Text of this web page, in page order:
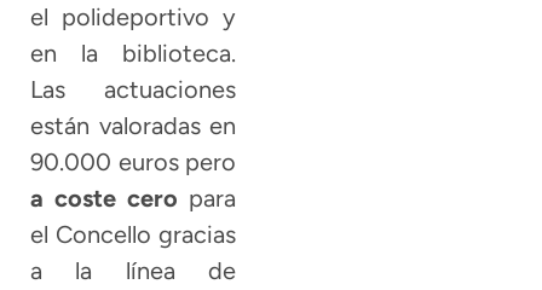
el polideportivo y
en la biblioteca.
Las actuaciones
están valoradas en
90.000 euros pero
a coste cero para
el Concello gracias
a la línea de